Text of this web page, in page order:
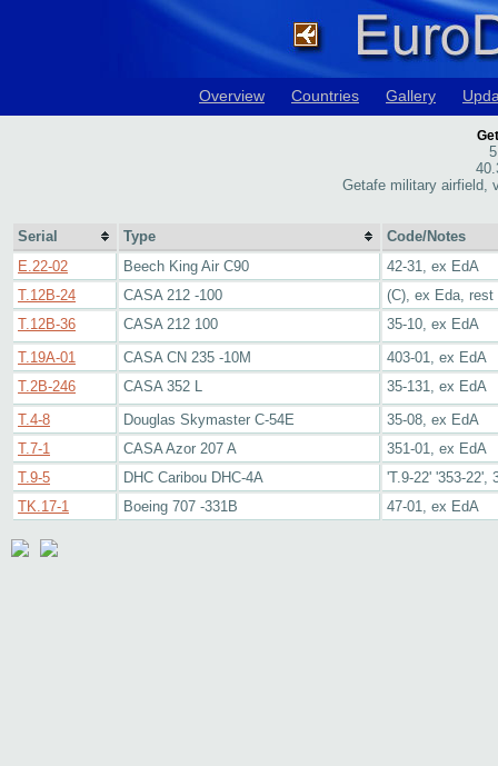
Overview Countries Gallery
Getafe military airfield,
Serial Type
Code/Notes
E.22-02
Beech King Air C90
42-31, ex EdA
T.12B-24
CASA 212 -100
(C), ex Eda,
T.12B-36
CASA 212 100
35-10, ex EdA
T.19A-01
CASA CN 235 -10M
403-01, ex EdA
T.2B-246
CASA 352 L
35-131, ex EdA
T.4-8
Douglas Skymaster C-54E
35-08, ex EdA
T.7-1
CASA Azor 207 A
351-01, ex EdA
T.9-5
DHC Caribou DHC-4A
'T.9-22' '353-22',
TK.17-1
Boeing 707 -331B 47-01, ex EdA